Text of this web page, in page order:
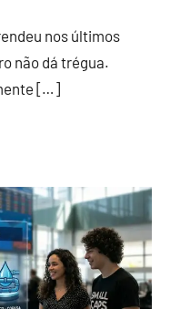
nos últimos
não dá trégua.
[…]